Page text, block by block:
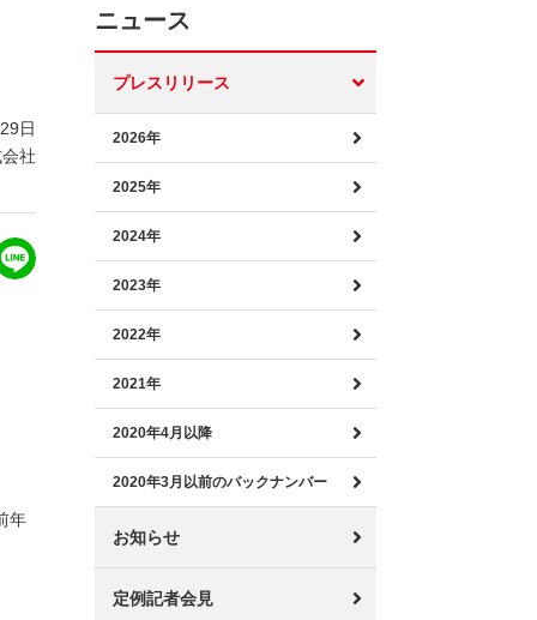
日
社
年
ニュース
プレスリリース
2026年
2025年
2024年
2023年
2022年
2021年
2020年4月以降
2020年3月以前のバックナンバー
お知らせ
定例記者会見